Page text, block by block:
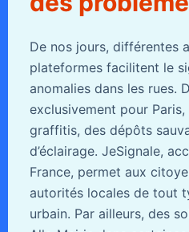
De nos jours, différentes
plateformes facilitent le
anomalies dans les rues.
exclusivement pour
graffitis, des dépôts
d’éclairage. JeSignale,
France, permet aux
autorités locales de tout
urbain. Par ailleurs, des